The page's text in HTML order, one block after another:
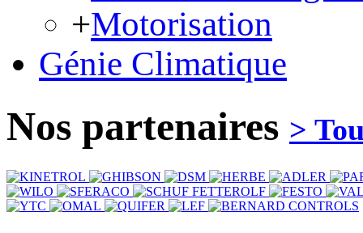
+Motorisation
Génie Climatique
Nos partenaires >